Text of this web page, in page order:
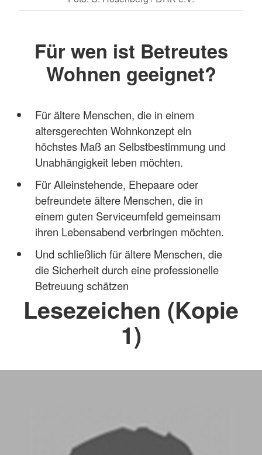
Für wen ist Betreutes
Wohnen geeignet?
Für ältere Menschen, die in einem
altersgerechten Wohnkonzept ein
höchstes Maß an Selbstbestimmung und
Unabhängigkeit leben möchten.
Für Alleinstehende, Ehepaare oder
befreundete ältere Menschen, die in
einem guten Serviceumfeld gemeinsam
ihren Lebensabend verbringen möchten.
Und schließlich für ältere Menschen, die
die Sicherheit durch eine professionelle
Betreuung schätzen
Lesezeichen (Kopie
1)